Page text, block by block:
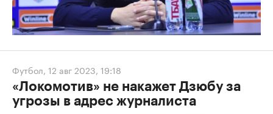
Футбол, 12 авг 2023, 19:18
«Локомотив» не накажет Дзюбу за
угрозы в адрес журналиста